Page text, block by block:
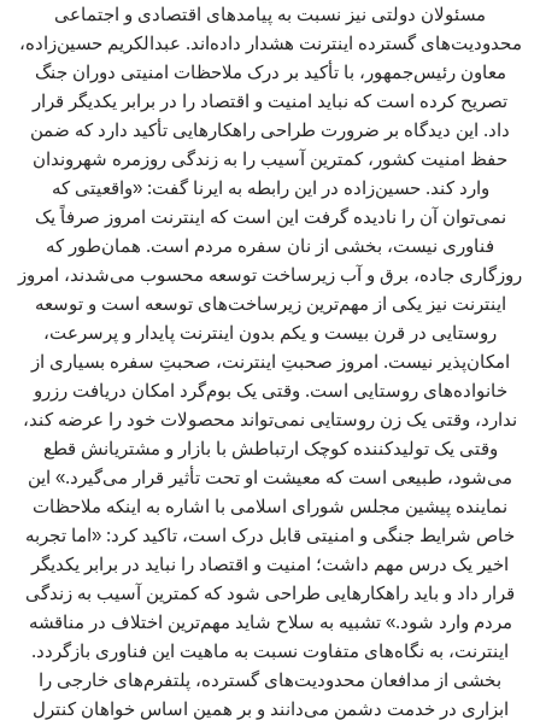
مسئولان دولتی نیز نسبت به پیامدهای اقتصادی و اجتماعی
محدودیت‌های گسترده اینترنت هشدار داده‌اند. عبدالکریم حسین‌زاده،
معاون رئیس‌جمهور، با تأکید بر درک ملاحظات امنیتی دوران جنگ
تصریح کرده است که نباید امنیت و اقتصاد را در برابر یکدیگر قرار
داد. این دیدگاه بر ضرورت طراحی راهکارهایی تأکید دارد که ضمن
حفظ امنیت کشور، کمترین آسیب را به زندگی روزمره شهروندان
وارد کند. حسین‌زاده در این رابطه به ایرنا گفت: «واقعیتی که
نمی‌توان آن را نادیده گرفت این است که اینترنت امروز صرفاً یک
فناوری نیست، بخشی از نان سفره مردم است. همان‌طور که
روزگاری جاده، برق و آب زیرساخت توسعه محسوب می‌شدند، امروز
اینترنت نیز یکی از مهم‌ترین زیرساخت‌های توسعه است و توسعه
روستایی در قرن بیست و یکم بدون اینترنت پایدار و پرسرعت،
امکان‌پذیر نیست. امروز صحبتِ اینترنت، صحبتِ سفره بسیاری از
خانواده‌های روستایی است. وقتی یک بوم‌گرد امکان دریافت رزرو
ندارد، وقتی یک زن روستایی نمی‌تواند محصولات خود را عرضه کند،
وقتی یک تولیدکننده کوچک ارتباطش با بازار و مشتریانش قطع
می‌شود، طبیعی است که معیشت او تحت تأثیر قرار می‌گیرد.» این
نماینده پیشین مجلس شورای اسلامی با اشاره به اینکه ملاحظات
خاص شرایط جنگی و امنیتی قابل درک است، تاکید کرد: «اما تجربه
اخیر یک درس مهم داشت؛ امنیت و اقتصاد را نباید در برابر یکدیگر
قرار داد و باید راهکارهایی طراحی شود که کمترین آسیب به زندگی
مردم وارد شود.» تشبیه به سلاح شاید مهم‌ترین اختلاف در مناقشه
اینترنت، به نگاه‌های متفاوت نسبت به ماهیت این فناوری بازگردد.
بخشی از مدافعان محدودیت‌های گسترده، پلتفرم‌های خارجی را
ابزاری در خدمت دشمن می‌دانند و بر همین اساس خواهان کنترل